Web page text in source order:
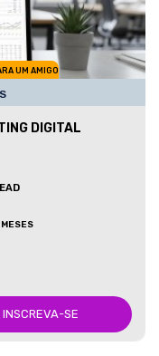
UM AMIGO
DIGITAL
INSCREVA-SE